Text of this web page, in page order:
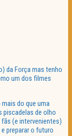
da Força mas tenho
um dos filmes
do que uma
piscadelas de olho
(e intervenientes)
preparar o futuro